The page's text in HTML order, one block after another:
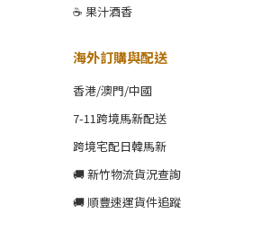
☕ 果汁酒香
海外訂購與配送
香港/澳門/中國
7-11跨境馬新配送
跨境宅配日韓馬新
🚚 新竹物流貨況查詢
🚚 順豐速運貨件追蹤